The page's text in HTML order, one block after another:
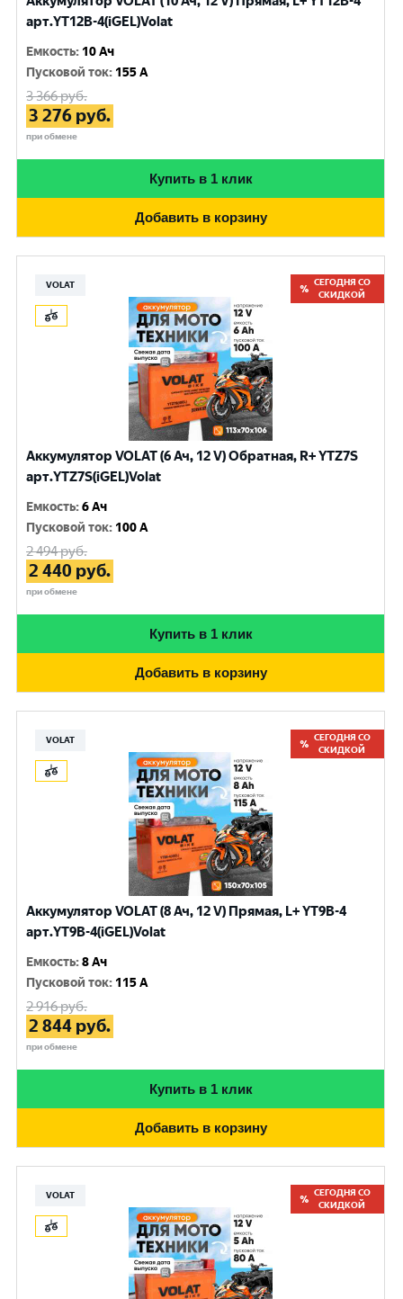
арт.YT12B-4(iGEL)Volat
Емкость: 10 Ач
Пусковой ток: 155 A
3 366руб.
3 276 руб.
при обмене
Купить в 1 клик
Добавить в корзину
VOLAT
СЕГОДНЯ СО
СКИДКОЙ
Аккумулятор VOLAT (6 Ач, 12 V) Обратная, R+ YTZ7S
арт.YTZ7S(iGEL)Volat
Емкость:6 Ач
Пусковой ток: 100 A
2 494руб.
2 440 руб.
при обмене
Купить в 1 клик
Добавить в корзину
VOLAT
СЕГОДНЯ СО
СКИДКОЙ
Аккумулятор VOLAT (8 Ач, 12 V) Прямая, L+ YT9B-4
арт.YT9B-4(iGEL)Volat
Емкость:8 Ач
Пусковой ток: 115 A
2 916руб.
2 844 руб.
при обмене
Купить в 1 клик
Добавить в корзину
VOLAT
СЕГОДНЯ СО
СКИДКОЙ